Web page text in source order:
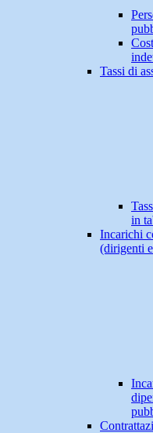
Tassi di
in
Incarichi
(dirigenti